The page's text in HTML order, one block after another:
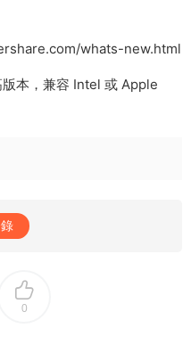
whats-new.html
本，兼容 Intel 或 Apple
0